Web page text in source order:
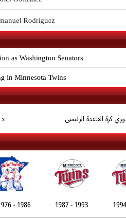
Rodriguez
as Washington Senators
in Minnesota Twins
كرة القاعدة الرئيسي
- 1986 1987 - 1993